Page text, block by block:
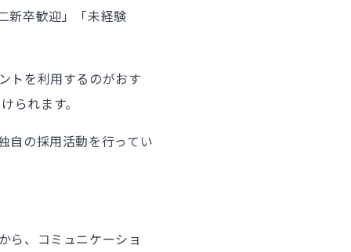
新卒歓迎」「未経験
トを利用するのがおす
られます。
自の採用活動を行ってい
ら、コミュニケーショ